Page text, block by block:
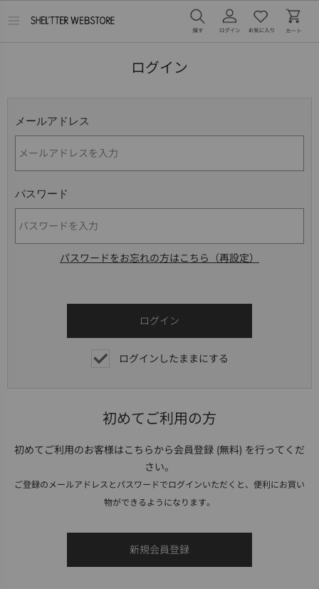
メ
ログイン
メールアドレス
パスワード
パスワードをお忘れの方はこちら（再設定）
ログインしたままにする
初めてご利用の方
初めてご利用のお客様はこちらから会員登録 (無料) を行ってくだ
さい。
ご登録のメールアドレスとパスワードでログインいただくと、便利にお買い
物ができるようになります。